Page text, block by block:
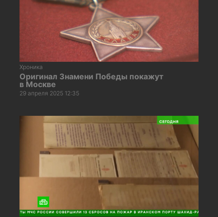
Хроника
Оригинал Знамени Победы покажут
в Москве
29 апреля 2025 12:35